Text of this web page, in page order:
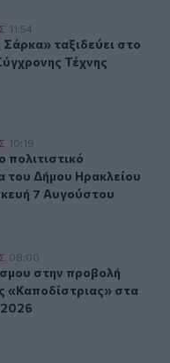
Σάρκα» στο
11:54
Σάρκα» ταξιδεύει στο
ταξιδεύει στο
Τέχνης
του Δήμου
10:19
πολιτιστικό
πολιτιστικό
του Δήμου Ηρακλείου
7 Αυγούστου
ταινίας
08:00
στην προβολή της
στην προβολή
«Καποδίστριας» στα
2026